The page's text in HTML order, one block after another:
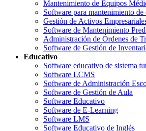
Mantenimiento de Equipos
Software para mantenimiento
Gestión de Activos
Software de Mantenimiento
Administración de Órdenes de
Software de Gestión de
Educativo
Software educativo de sistema
Software LCMS
Software de Administración
Software de Gestión de Aula
Software Educativo
Software de E-Learning
Software LMS
Software Educativo de Inglés